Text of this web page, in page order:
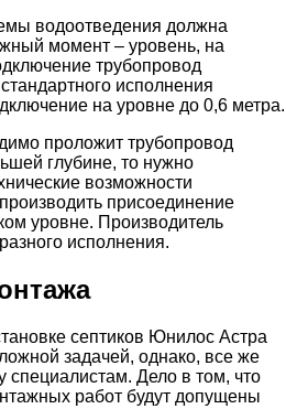
водоотведения должна
момент – уровень, на
трубопровод
исполнения
на уровне до 0,6 метра.
проложит трубопровод
глубине, то нужно
возможности
присоединение
уровне. Производитель
исполнения.
септиков Юнилос Астра
задачей, однако, все же
специалистам. Дело в том, что
работ будут допущены